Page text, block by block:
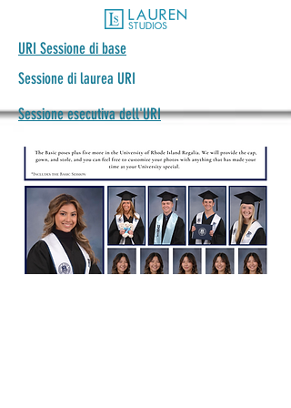
URI Sessione di base
Sessione di laurea URI
Sessione esecutiva dell'URI